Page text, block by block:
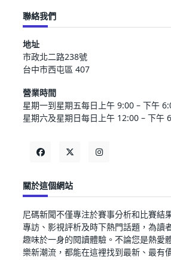
聯絡我們
地址
市政北二路238號
台中市西屯區 407
營業時間
星期一到星期五每日上午 9:00 – 下午
星期六及星期日每日上午 12:00 – 下午
關於這個網站
尼碼新聞不僅專注於賽事分析和比賽結
專訪、影視評析及時下熱門話題，為讀
趣味於一身的閱讀體驗。不論您是熱愛
樂新潮流，都能在這裡找到最新、最有